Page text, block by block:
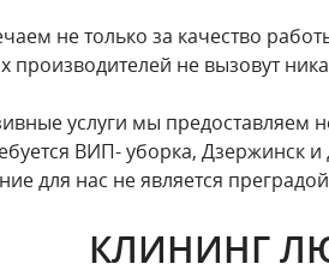
не только за качество
производителей не вызовут
услуги мы предоставляем
ВИП- уборка, Дзержинск
для нас не является
КЛИНИНГ